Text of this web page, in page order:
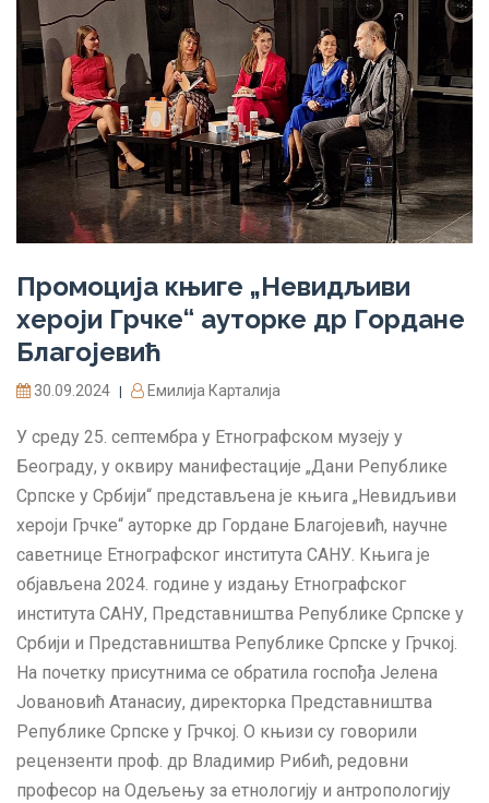
Промоција књиге „Невидљиви
хероји Грчке“ ауторке др Гордане
Благојевић
30.09.2024 | Емилија Карталија
У среду 25. септембра у Етнографском музеју у
Београду, у оквиру манифестације „Дани Републике
Српске у Србији“ представљена је књига „Невидљиви
хероји Грчке“ ауторке др Гордане Благојевић, научне
саветнице Етнографског института САНУ. Књига је
објављена 2024. године у издању Етнографског
института САНУ, Представништва Републике Српске у
Србији и Представништва Републике Српске у Грчкој.
На почетку присутнима се обратила госпођа Јелена
Јовановић Атанасиу, директорка Представништва
Републике Српске у Грчкој. О књизи су говорили
рецензенти проф. др Владимир Рибић, редовни
професор на Одељењу за етнологију и антропологију